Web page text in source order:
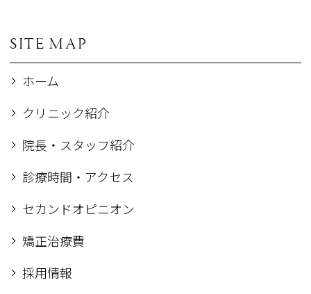
SITE MAP
ホーム
クリニック紹介
院長・スタッフ紹介
診療時間・アクセス
セカンドオピニオン
矯正治療費
採用情報